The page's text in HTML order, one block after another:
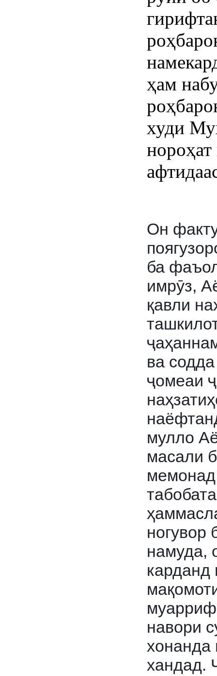
ҳам
худи
Он
ба
имрӯз,
қавли
ва
ҷомеаи
мулло
масали
ногувор
намуда,
карданд
навори
хонанда
хандад.